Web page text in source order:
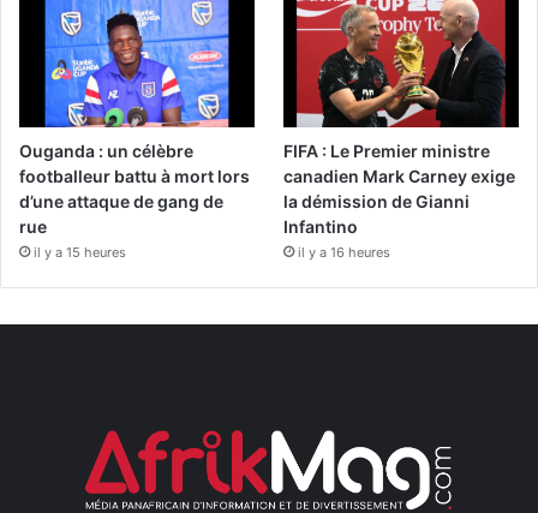
Ouganda : un célèbre
footballeur battu à mort lors
d’une attaque de gang de
rue
il y a 15 heures
FIFA : Le Premier ministre
canadien Mark Carney exige
la démission de Gianni
Infantino
il y a 16 heures